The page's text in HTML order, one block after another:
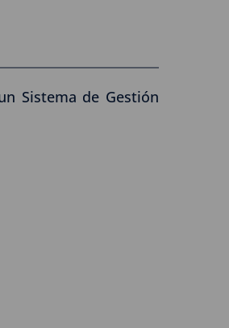
Sistema de Gestión